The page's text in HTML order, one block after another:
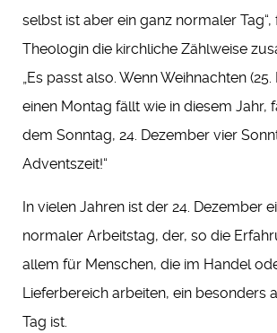
selbst ist aber ein ganz normaler Tag“,
Theologin die kirchliche Zählweise
„Es passt also. Wenn Weihnachten
einen Montag fällt wie in diesem Jahr,
dem Sonntag, 24. Dezember vier
Adventszeit!“
In vielen Jahren ist der 24. Dezember
normaler Arbeitstag, der, so die
allem für Menschen, die im Handel
Lieferbereich arbeiten, ein besonders
Tag ist.